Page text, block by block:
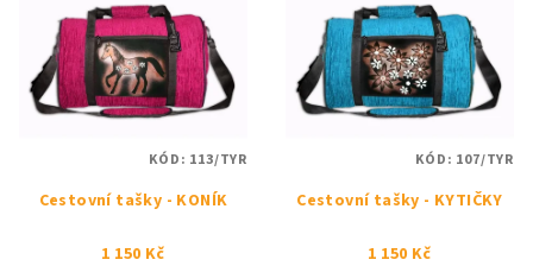
Cestovní tašky - KONÍK
1 150 Kč
KÓD: 113/TYR
Cestovní tašky - KYTIČKY
1 150 Kč
KÓD: 107/TYR